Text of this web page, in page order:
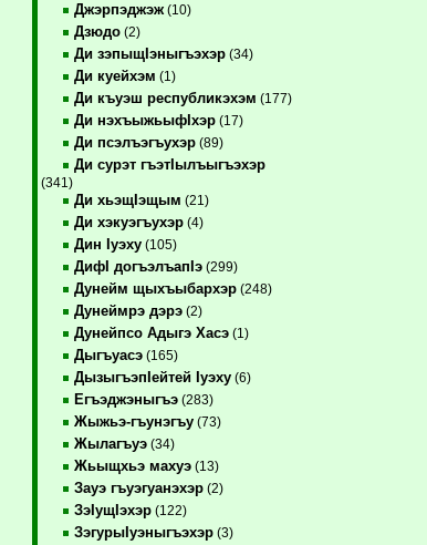
Джэрпэджэж(10)
Дзюдо(2)
Ди зэпыщIэныгъэхэр(34)
Ди куейхэм (1)
Ди къуэш республикэхэм (177)
Ди нэхъыжьыфIхэр(17)
Ди псэлъэгъухэр(89)
Ди сурэт гъэтIылъыгъэхэр
(341)
Ди хьэщIэщым (21)
Ди хэкуэгъухэр(4)
Дин Iуэху(105)
ДифI догъэлъапIэ(299)
Дунейм щыхъыбархэр(248)
Дунеймрэ дэрэ(2)
Дунейпсо Адыгэ Хасэ(1)
Дыгъуасэ(165)
ДызыгъэпIейтей Iуэху(6)
Егъэджэныгъэ(283)
Жыжьэ-гъунэгъу(73)
Жылагъуэ(34)
Жьыщхьэ махуэ(13)
Зауэ гъуэгуанэхэр(2)
ЗэIущIэхэр(122)
ЗэгурыIуэныгъэхэр(3)